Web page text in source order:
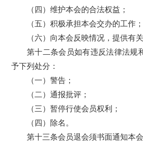
（四）维护本会的合法权益；
（五）积极承担本会交办的工作；
（六）向本会反映情况，提供有
第十二条会员如有违反法律法规
予下列处分：
（一）警告；
（二）通报批评；
（三）暂停行使会员权利；
（四）除名。
第十三条会员退会须书面通知本